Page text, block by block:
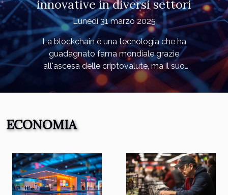
innovative in diversi settori
Lunedì 31 marzo 2025
La blockchain è una tecnologia che ha
guadagnato fama mondiale grazie
all'ascesa delle criptovalute, ma il suo
potenziale si estende ben oltre il mondo
finanziario. In diversi settori sta emergendo
tracciabilità senza precedenti. Questo
blockchain che stanno riscrivendo le regole
in ambiti come la logistica, la sicurezza
informatica e l'amministrazione pubblica,
invitando il lettore a scoprirne i benefici e il
ECONOMIA